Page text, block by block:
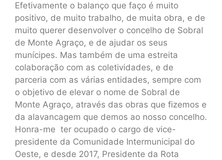
Efetivamente o balanço que faço é muito
positivo, de muito trabalho, de muita obra, e de
muito querer desenvolver o concelho de Sobral
de Monte Agraço, e de ajudar os seus
munícipes. Mas também de uma estreita
colaboração com as coletividades, e de
parceria com as várias entidades, sempre com
o objetivo de elevar o nome de Sobral de
Monte Agraço, através das obras que fizemos e
da alavancagem que demos ao nosso concelho.
Honra-me ter ocupado o cargo de vice-
presidente da Comunidade Intermunicipal do
Oeste, e desde 2017, Presidente da Rota